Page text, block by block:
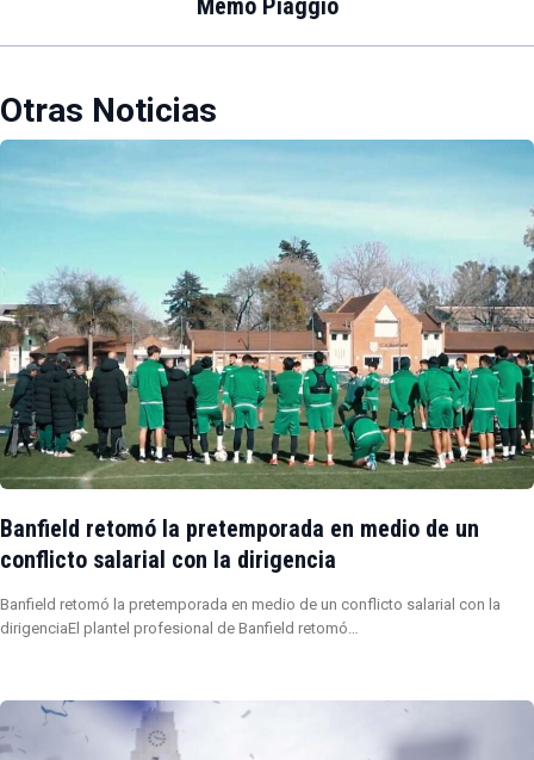
Otras Noticias
Banfield retomó la pretemporada en medio de un
conflicto salarial con la dirigencia
Banfield retomó la pretemporada en medio de un conflicto salarial con la
dirigenciaEl plantel profesional de Banfield retomó…